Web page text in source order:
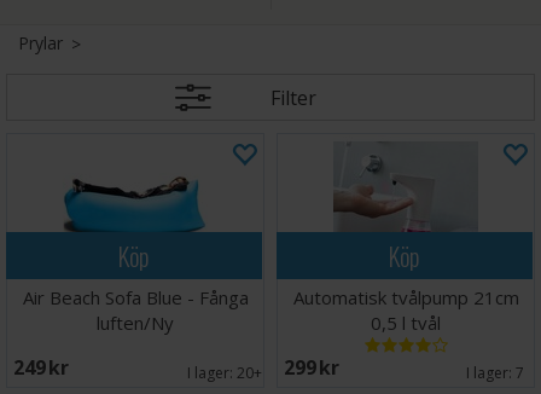
Prylar
Filter
Köp
Air Beach Sofa Blue - Fånga
luften/Ny
249 SEK I lager: 20+
Köp
Automatisk tvålpump 21cm
0,5 l tvål
299 SEK I lager: 7